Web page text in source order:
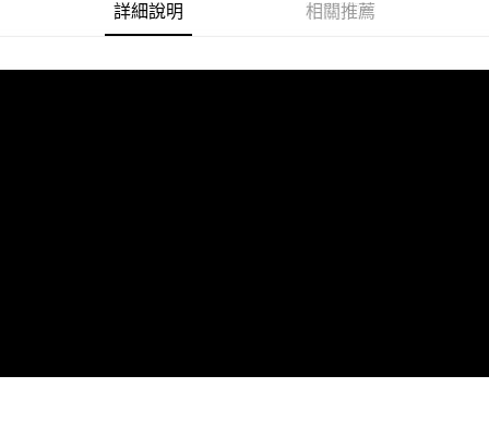
２．關於個人資料處理事宜，請瀏覽以下網址：
https://aftee.tw/terms/#terms3
「AFTEE先享後付」，若未經同意申辦者引起之損失，本公司不負相關責
詳細說明 相關推薦